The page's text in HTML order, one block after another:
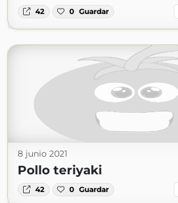
42 0 Guardar
8 junio 2021
Pollo teriyaki
42 0 Guardar